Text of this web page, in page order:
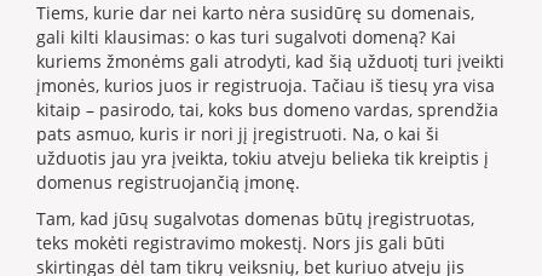
Tiems, kurie dar nei karto nėra susidūrę su domenais,
gali kilti klausimas: o kas turi sugalvoti domeną? Kai
kuriems žmonėms gali atrodyti, kad šią užduotį turi įveikti
įmonės, kurios juos ir registruoja. Tačiau iš tiesų yra visa
kitaip – pasirodo, tai, koks bus domeno vardas, sprendžia
pats asmuo, kuris ir nori jį įregistruoti. Na, o kai ši
užduotis jau yra įveikta, tokiu atveju belieka tik kreiptis į
domenus registruojančią įmonę.
Tam, kad jūsų sugalvotas domenas būtų įregistruotas,
teks mokėti registravimo mokestį. Nors jis gali būti
skirtingas dėl tam tikrų veiksnių, bet kuriuo atveju jis